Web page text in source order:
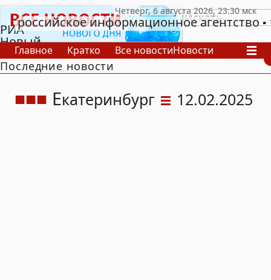
РИА
Новый
День
российское информационное агентство
Главное Кратко Все новостиНовости
В России
В мире
Последние новости
Екатеринбург 12.02.2025